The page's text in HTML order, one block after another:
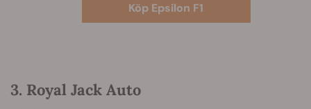
Köp Epsilon F1
3. Royal Jack Auto